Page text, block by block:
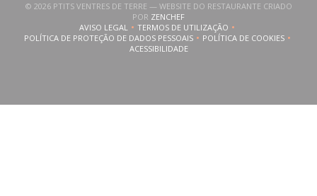
© 2026 PTITS VENTRES DE TERRE — WEBSITE DO RESTAURANTE CRIADO
POR ZENCHEF((ABRE NUMA NOVA JANELA))
AVISO LEGAL((ABRE NUMA NOVA JANELA))
TERMOS DE UTILIZAÇÃO((ABRE NUMA NOVA JANELA))
POLÍTICA DE PROTEÇÃO DE DADOS PESSOAIS
((ABRE NUMA NOVA JANELA))POLÍTICA DE COOKIES
((ABRE NUMA
ACESSIBILIDADE((ABRE NUMA NOVA JANELA))